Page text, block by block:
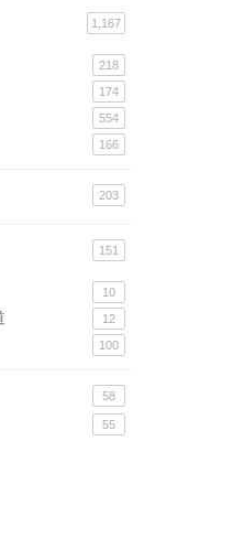
1,167
218
174
554
166
203
151
10
12
100
58
55